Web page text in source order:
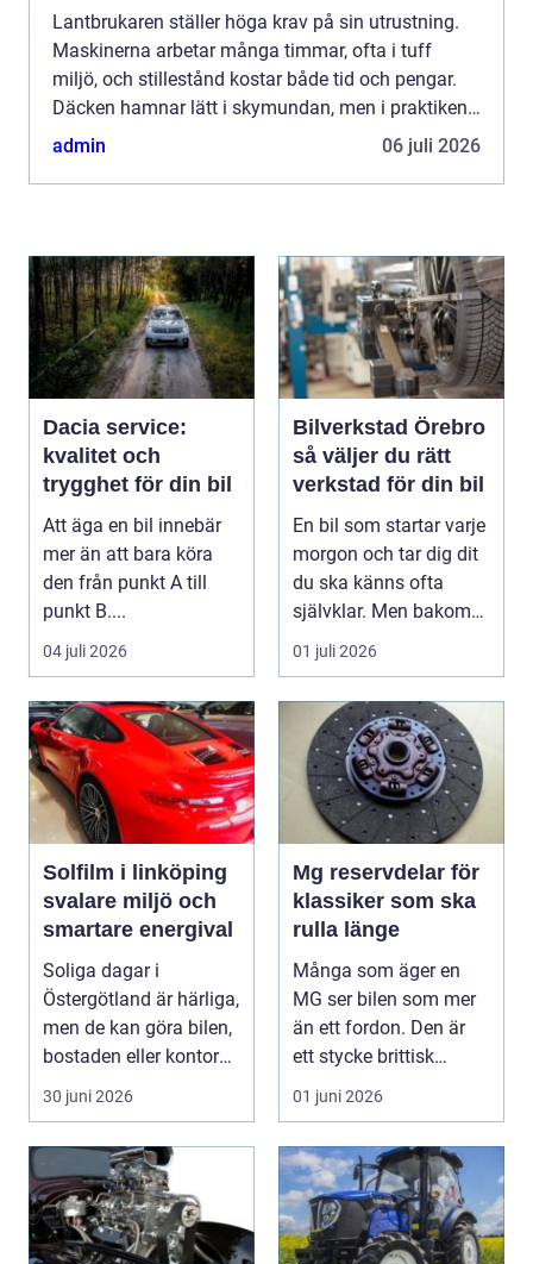
Lantbrukaren ställer höga krav på sin utrustning.
Maskinerna arbetar många timmar, ofta i tuff
miljö, och stillestånd kostar både tid och pengar.
Däcken hamnar lätt i skymundan, men i praktiken
är de avgörande för både ekonomi, markskonad
admin 06 juli 2026
Dacia service:
kvalitet och
trygghet för din bil
Att äga en bil innebär
mer än att bara köra
den från punkt A till
punkt B....
04 juli 2026
Bilverkstad Örebro
så väljer du rätt
verkstad för din bil
En bil som startar varje
morgon och tar dig dit
du ska känns ofta
självklar. Men bakom
varje problem...
01 juli 2026
Solfilm i linköping
svalare miljö och
smartare energival
Soliga dagar i
Östergötland är härliga,
men de kan göra bilen,
bostaden eller kontoret
varma och blä...
30 juni 2026
Mg reservdelar för
klassiker som ska
rulla länge
Många som äger en
MG ser bilen som mer
än ett fordon. Den är
ett stycke brittisk
bilhistoria, en hob...
01 juni 2026